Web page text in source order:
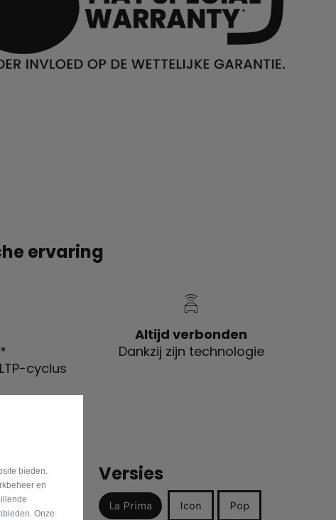
ervaring
cyclus
Altijd verbonden
Dankzij zijn technologie
Versies
La Prima Icon Pop
bieden.
en
Onze